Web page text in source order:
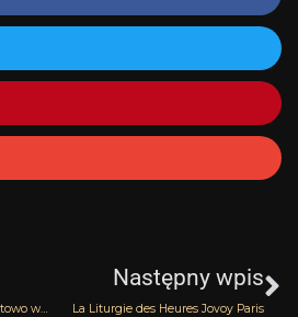
City Exclusives Le Labo światowo we wrześniu
Następny wpis
La Liturgie des Heures Jovoy Paris